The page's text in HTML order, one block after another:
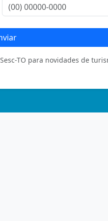
TO para novidades de